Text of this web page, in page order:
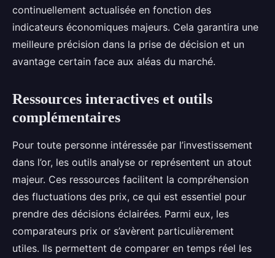
continuellement actualisée en fonction des
indicateurs économiques majeurs. Cela garantira une
meilleure précision dans la prise de décision et un
avantage certain face aux aléas du marché.
Ressources interactives et outils
complémentaires
Pour toute personne intéressée par l’investissement
dans l’or, les outils analyse or représentent un atout
majeur. Ces ressources facilitent la compréhension
des fluctuations des prix, ce qui est essentiel pour
prendre des décisions éclairées. Parmi eux, les
comparateurs prix or s’avèrent particulièrement
utiles. Ils permettent de comparer en temps réel les